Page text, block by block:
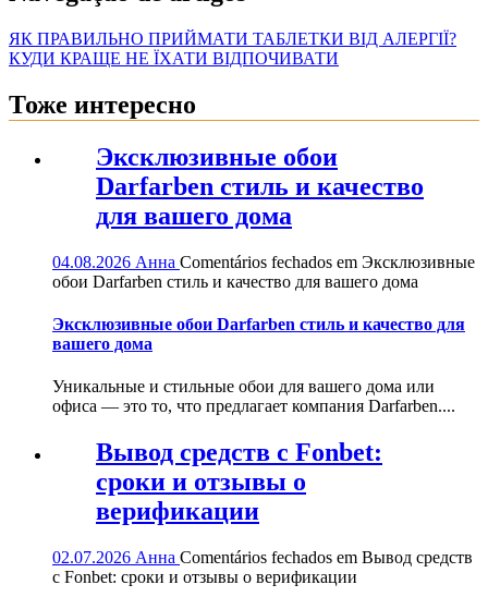
ЯК ПРАВИЛЬНО ПРИЙМАТИ ТАБЛЕТКИ ВІД АЛЕРГІЇ?
КУДИ КРАЩЕ НЕ ЇХАТИ ВІДПОЧИВАТИ
Тоже интересно
Эксклюзивные обои
Darfarben стиль и качество
для вашего дома
04.08.2026 Анна Comentários fechados em Эксклюзивные
обои Darfarben стиль и качество для вашего дома
Эксклюзивные обои Darfarben стиль и качество для
вашего дома
Уникальные и стильные обои для вашего дома или
офиса — это то, что предлагает компания Darfarben....
Вывод средств с Fonbet:
сроки и отзывы о
верификации
02.07.2026 Анна Comentários fechados em Вывод средств
с Fonbet: сроки и отзывы о верификации